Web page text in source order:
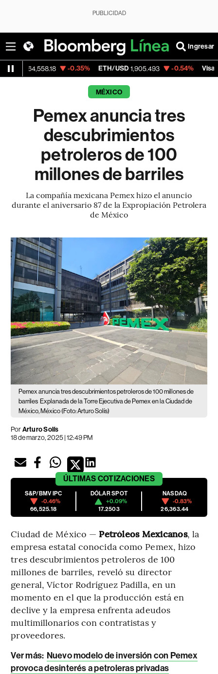
PUBLICIDAD
Ingresar
-0.35% ETH/USD 1,905.493 -0.54% Visa 368.54
MÉXICO
Pemex anuncia tres
descubrimientos
petroleros de 100
millones de barriles
La compañía mexicana Pemex hizo el anuncio
durante el aniversario 87 de la Expropiación Petrolera
de México
Pemex anuncia tres descubrimientos petroleros de 100 millones de
barriles Explanada de la Torre Ejecutiva de Pemex en la Ciudad de
México, México (Foto: Arturo Solís)
PorArturo Solís
18 de marzo, 2025 | 12:49 PM
ÚLTIMAS COTIZACIONES
S&P/BMV IPC
-0.46%
66,525.18
DÓLAR SPOT
+0.09%
17.2503
NASDAQ
-0.83%
26,363.44
Ciudad de México — Petróleos Mexicanos, la
empresa estatal conocida como Pemex, hizo
tres descubrimientos petroleros de 100
millones de barriles, reveló su director
general, Víctor Rodríguez Padilla, en un
momento en el que la producción está en
declive y la empresa enfrenta adeudos
multimillonarios con contratistas y
proveedores.
Ver más: Nuevo modelo de inversión con Pemex
provoca desinterés a petroleras privadas